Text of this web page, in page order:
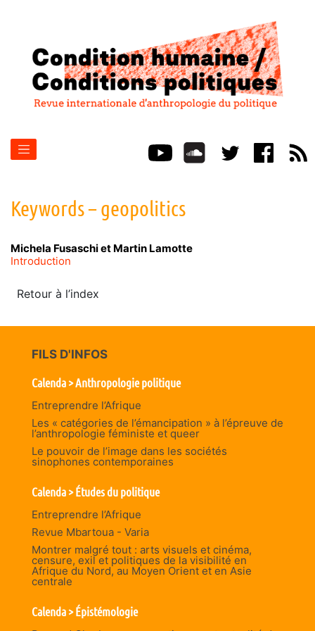
Keywords – geopolitics
Michela Fusaschiet Martin Lamotte
Introduction
Retour à l’index
FILS D'INFOS
Calenda > Anthropologie politique
Entreprendre l’Afrique
Les « catégories de l’émancipation » à l’épreuve de
l’anthropologie féministe et queer
Le pouvoir de l’image dans les sociétés
sinophones contemporaines
Calenda > Études du politique
Entreprendre l’Afrique
Revue Mbartoua - Varia
Montrer malgré tout : arts visuels et cinéma,
censure, exil et politiques de la visibilité en
Afrique du Nord, au Moyen Orient et en Asie
centrale
Calenda > Épistémologie